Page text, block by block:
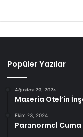
Popüler Yazılar
Ağustos 29, 2024
Maxeria Otel’in
Ekim 23, 2024
Paranormal